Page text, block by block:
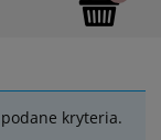
kryteria.